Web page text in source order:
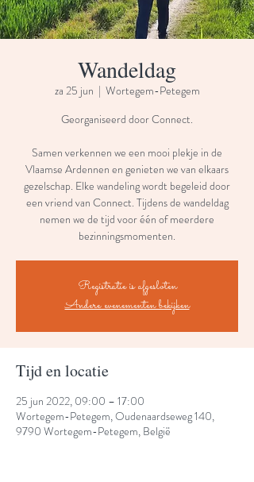
Wandeldag
za 25 jun
  |
Wortegem-Petegem
Georganiseerd door Connect.
Samen verkennen we een mooi plekje in de
Vlaamse Ardennen en genieten we van elkaars
gezelschap. Elke wandeling wordt begeleid door
een vriend van Connect. Tijdens de wandeldag
nemen we de tijd voor één of meerdere
bezinningsmomenten.
Registratie is afgesloten
Andere evenementen bekijken
Tijd en locatie
25 jun 2022, 09:00 – 17:00
Wortegem-Petegem, Oudenaardseweg 140,
9790 Wortegem-Petegem, België